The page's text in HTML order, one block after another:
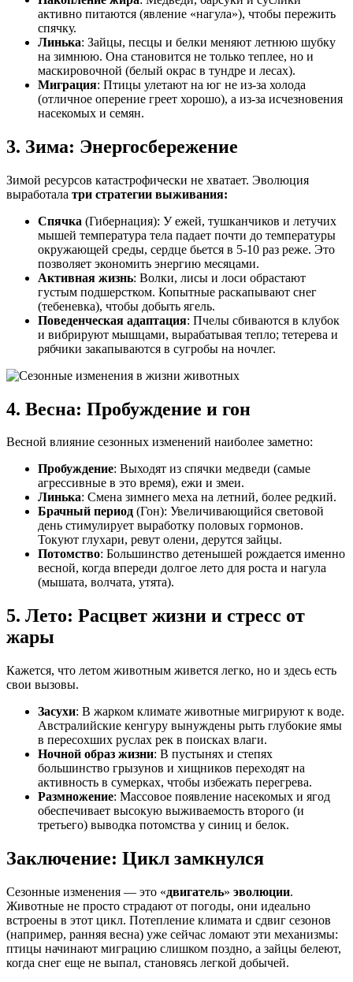
активно питаются (явление «нагула»), чтобы пережить
спячку.
Линька: Зайцы, песцы и белки меняют летнюю шубку
на зимнюю. Она становится не только теплее, но и
маскировочной (белый окрас в тундре и лесах).
Миграция: Птицы улетают на юг не из-за холода
(отличное оперение греет хорошо), а из-за исчезновения
насекомых и семян.
3. Зима: Энергосбережение
Зимой ресурсов катастрофически не хватает. Эволюция
выработала три стратегии выживания:
Спячка (Гибернация): У ежей, тушканчиков и летучих
мышей температура тела падает почти до температуры
окружающей среды, сердце бьется в 5-10 раз реже. Это
позволяет экономить энергию месяцами.
Активная жизнь: Волки, лисы и лоси обрастают
густым подшерстком. Копытные раскапывают снег
(тебеневка), чтобы добыть ягель.
Поведенческая адаптация: Пчелы сбиваются в клубок
и вибрируют мышцами, вырабатывая тепло; тетерева и
рябчики закапываются в сугробы на ночлег.
4. Весна: Пробуждение и гон
Весной влияние сезонных изменений наиболее заметно:
Пробуждение: Выходят из спячки медведи (самые
агрессивные в это время), ежи и змеи.
Линька: Смена зимнего меха на летний, более редкий.
Брачный период (Гон): Увеличивающийся световой
день стимулирует выработку половых гормонов.
Токуют глухари, ревут олени, дерутся зайцы.
Потомство: Большинство детенышей рождается именно
весной, когда впереди долгое лето для роста и нагула
(мышата, волчата, утята).
5. Лето: Расцвет жизни и стресс от
жары
Кажется, что летом животным живется легко, но и здесь есть
свои вызовы.
Засухи: В жарком климате животные мигрируют к воде.
Австралийские кенгуру вынуждены рыть глубокие ямы
в пересохших руслах рек в поисках влаги.
Ночной образ жизни: В пустынях и степях
большинство грызунов и хищников переходят на
активность в сумерках, чтобы избежать перегрева.
Размножение: Массовое появление насекомых и ягод
обеспечивает высокую выживаемость второго (и
третьего) выводка потомства у синиц и белок.
Заключение: Цикл замкнулся
Сезонные изменения — это «двигатель» эволюции.
Животные не просто страдают от погоды, они идеально
встроены в этот цикл. Потепление климата и сдвиг сезонов
(например, ранняя весна) уже сейчас ломают эти механизмы:
птицы начинают миграцию слишком поздно, а зайцы белеют,
когда снег еще не выпал, становясь легкой добычей.